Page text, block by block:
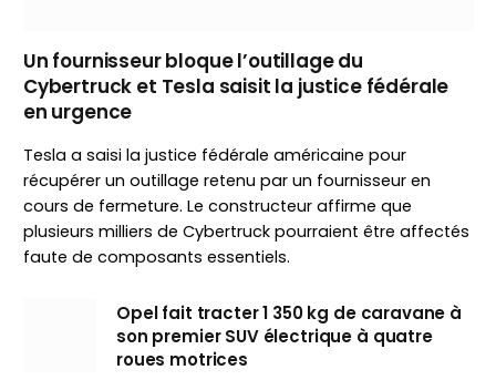
Un fournisseur bloque l’outillage du
Cybertruck et Tesla saisit la justice fédérale
en urgence
Tesla a saisi la justice fédérale américaine pour
récupérer un outillage retenu par un fournisseur en
cours de fermeture. Le constructeur affirme que
plusieurs milliers de Cybertruck pourraient être affectés
faute de composants essentiels.
Opel fait tracter 1 350 kg de caravane à
son premier SUV électrique à quatre
roues motrices